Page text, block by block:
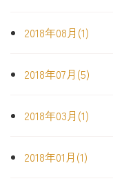
2018年08月(1)
2018年07月(5)
2018年03月(1)
2018年01月(1)